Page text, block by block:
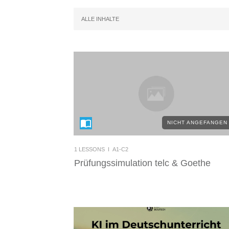
ALLE INHALTE
NICHT ANGEFANGEN
1 LESSONS I A1-C2
Prüfungssimulation telc & Goethe